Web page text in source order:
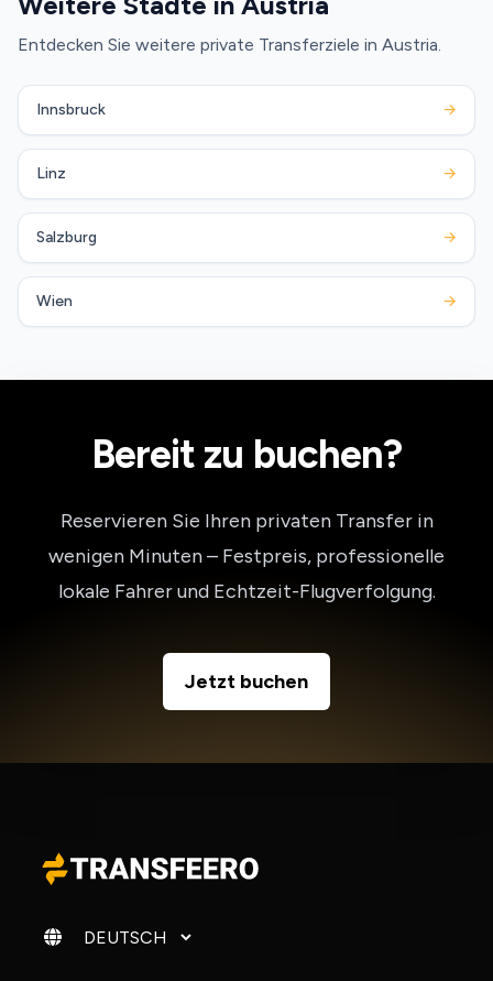
Entdecken Sie weitere private Transferziele in Austria.
Innsbruck →
Linz →
Salzburg →
Wien →
Bereit zu buchen?
Reservieren Sie Ihren privaten Transfer in
wenigen Minuten – Festpreis, professionelle
lokale Fahrer und Echtzeit-Flugverfolgung.
Jetzt buchen
Sprache ändern